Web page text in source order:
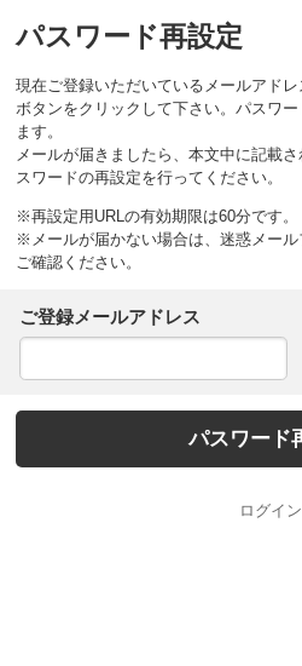
パスワード再設定
現在ご登録いただいているメールアド
ボタンをクリックして下さい。パスワ
ます。
メールが届きましたら、本文中に記載
スワードの再設定を行ってください。
※再設定用URLの有効期限は60分です。
※メールが届かない場合は、迷惑メー
ご確認ください。
ご登録メールアドレス
ログイン